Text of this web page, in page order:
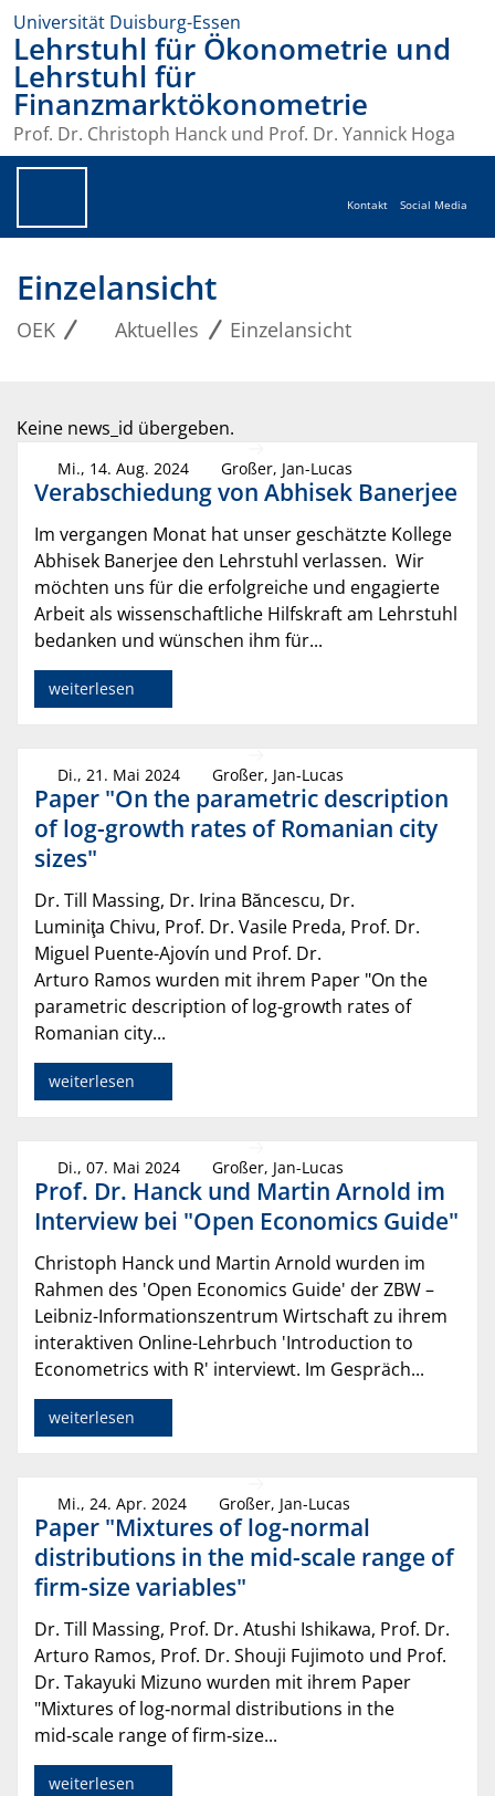
Universität Duisburg-Essen
Lehrstuhl für Ökonometrie und
Lehrstuhl für
Finanzmarktökonometrie
Prof. Dr. Christoph Hanck und Prof. Dr. Yannick Hoga
Kontakt Social Media
Einzelansicht
OEK Aktuelles Einzelansicht
Keine news_id übergeben.
Mi., 14. Aug. 2024 Großer, Jan-Lucas
Verabschiedung von Abhisek Banerjee
Im vergangen Monat hat unser geschätzte Kollege
Abhisek Banerjee den Lehrstuhl verlassen. Wir
möchten uns für die erfolgreiche und engagierte
Arbeit als wissenschaftliche Hilfskraft am Lehrstuhl
bedanken und wünschen ihm für...
weiterlesen
Di., 21. Mai 2024 Großer, Jan-Lucas
Paper "On the parametric description
of log-growth rates of Romanian city
sizes"
Dr. Till Massing, Dr. Irina Băncescu, Dr.
Luminiţa Chivu, Prof. Dr. Vasile Preda, Prof. Dr.
Miguel Puente-Ajovín und Prof. Dr.
Arturo Ramos wurden mit ihrem Paper "On the
parametric description of log-growth rates of
Romanian city...
weiterlesen
Di., 07. Mai 2024 Großer, Jan-Lucas
Prof. Dr. Hanck und Martin Arnold im
Interview bei "Open Economics Guide"
Christoph Hanck und Martin Arnold wurden im
Rahmen des 'Open Economics Guide' der ZBW –
Leibniz-Informationszentrum Wirtschaft zu ihrem
interaktiven Online-Lehrbuch 'Introduction to
Econometrics with R' interviewt. Im Gespräch...
weiterlesen
Mi., 24. Apr. 2024 Großer, Jan-Lucas
Paper "Mixtures of log-normal
distributions in the mid-scale range of
firm-size variables"
Dr. Till Massing, Prof. Dr. Atushi Ishikawa, Prof. Dr.
Arturo Ramos, Prof. Dr. Shouji Fujimoto und Prof.
Dr. Takayuki Mizuno wurden mit ihrem Paper
"Mixtures of log‑normal distributions in the
mid‑scale range of firm‑size...
weiterlesen